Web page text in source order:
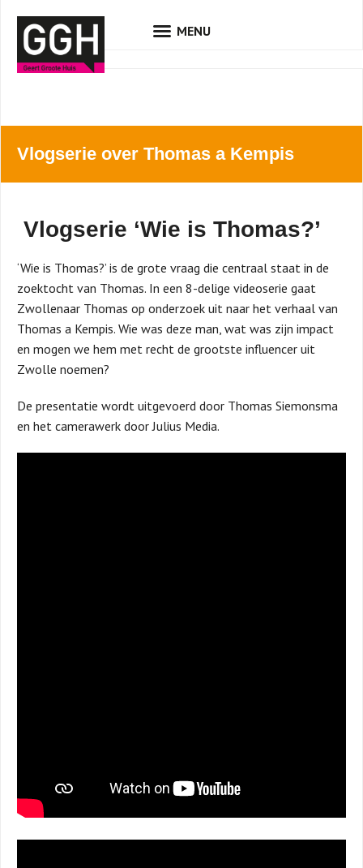
Vlogserie over Thomas a Kempis
Vlogserie ‘Wie is Thomas?’
‘Wie is Thomas?’ is de grote vraag die centraal staat in de
zoektocht van Thomas. In een 8-delige videoserie gaat
Zwollenaar Thomas op onderzoek uit naar het verhaal van
Thomas a Kempis. Wie was deze man, wat was zijn impact
en mogen we hem met recht de grootste influencer uit
Zwolle noemen?
De presentatie wordt uitgevoerd door Thomas Siemonsma
en het camerawerk door Julius Media.